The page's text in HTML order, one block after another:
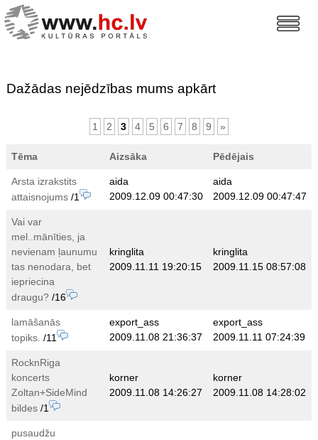
Dažādas nejēdzības mums apkārt
1 2 3 4 5 6 7 8 9 »
Tēma Aizsāka Pēdējais
Arsta izrakstits
attaisnojums/1
aida
2009.12.09 00:47:30
aida
2009.12.09 00:47:47
Vai var
mel..mānīties, ja
nevienam ļaunumu
tas nenodara, bet
iepriecina
draugu?/16
kringlita
2009.11.11 19:20:15
kringlita
2009.11.15 08:57:08
lamāšanās
topiks. /11
export_ass
2009.11.08 21:36:37
export_ass
2009.11.11 07:24:39
RocknRiga
koncerts
Zoltan+SideMind
bildes/1
korner
2009.11.08 14:26:27
korner
2009.11.08 14:28:02
pusaudžu